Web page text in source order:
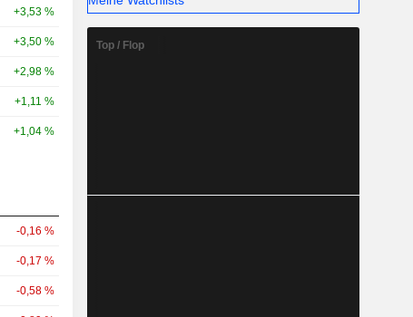
+3,53 %
+3,50 %
+2,98 %
+1,11 %
+1,04 %
-0,16 %
-0,17 %
-0,58 %
Top / Flop